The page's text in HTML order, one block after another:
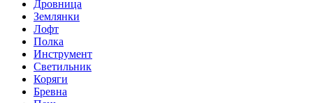
Дровница
Землянки
Лофт
Полка
Инструмент
Светильник
Коряги
Бревна